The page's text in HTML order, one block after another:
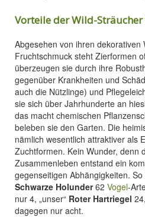
Vorteile der Wild-
Abgesehen von ihren dekorativen
Fruchtschmuck steht Zierformen
überzeugen sie durch ihre
gegenüber Krankheiten und
auch die Nützlinge) und
sie sich über Jahrhunderte an
das macht chemischen
beleben sie den Garten. Die
nämlich wesentlich attraktiver als
Zuchtformen. Kein Wunder, denn
Zusammenleben entstand ein
gegenseitigen Abhängigkeiten.
Schwarze Holunder62 Vogel-
nur 4, „unser“ Roter Hartriegel
dagegen nur acht.